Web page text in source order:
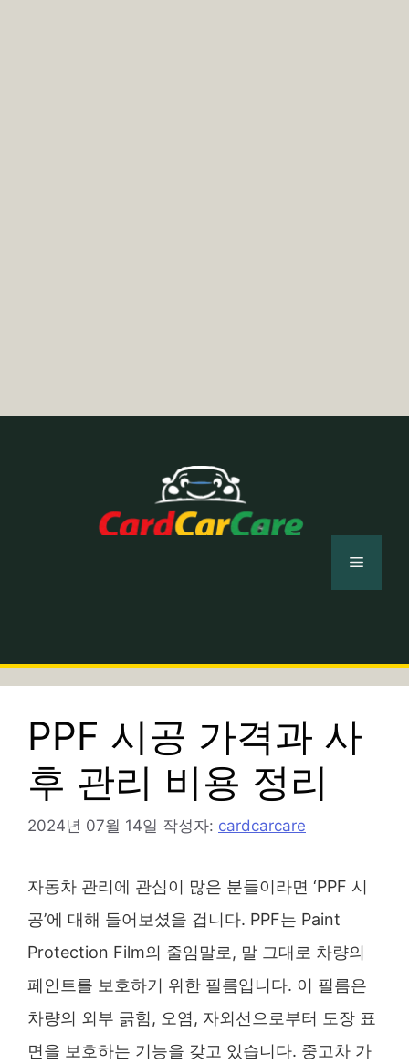
메
PPF 시공 가격과 사
후 관리 비용 정리
2024년 07월 14일 작성자: cardcarcare
자동차 관리에 관심이 많은 분들이라면 ‘PPF 시
공’에 대해 들어보셨을 겁니다. PPF는 Paint
Protection Film의 줄임말로, 말 그대로 차량의
페인트를 보호하기 위한 필름입니다. 이 필름은
차량의 외부 긁힘, 오염, 자외선으로부터 도장 표
면을 보호하는 기능을 갖고 있습니다. 중고차 가